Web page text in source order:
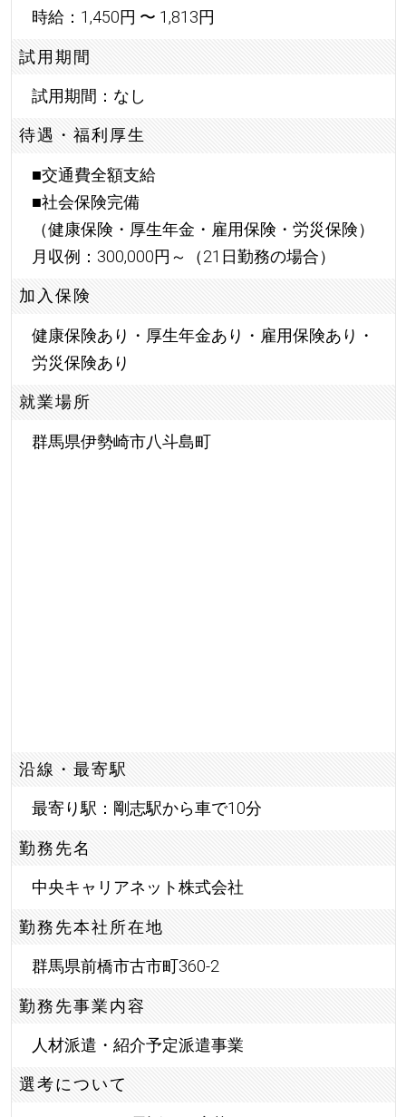
時給：1,450円 〜 1,813円
試用期間
試用期間：なし
待遇・福利厚生
■交通費全額支給
■社会保険完備
（健康保険・厚生年金・雇用保険・労災保険）
月収例：300,000円～（21日勤務の場合）
加入保険
健康保険あり・厚生年金あり・雇用保険あり・
労災保険あり
就業場所
群馬県伊勢崎市八斗島町
沿線・最寄駅
最寄り駅：剛志駅から車で10分
勤務先名
中央キャリアネット株式会社
勤務先本社所在地
群馬県前橋市古市町360-2
勤務先事業内容
人材派遣・紹介予定派遣事業
選考について